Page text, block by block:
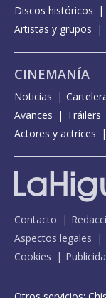
Discos históricos
Artistas y grupos
CINEMANÍA
Noticias
Avances
Tráilers
Actores y actrices
Contacto
Aspectos legales
Cookies